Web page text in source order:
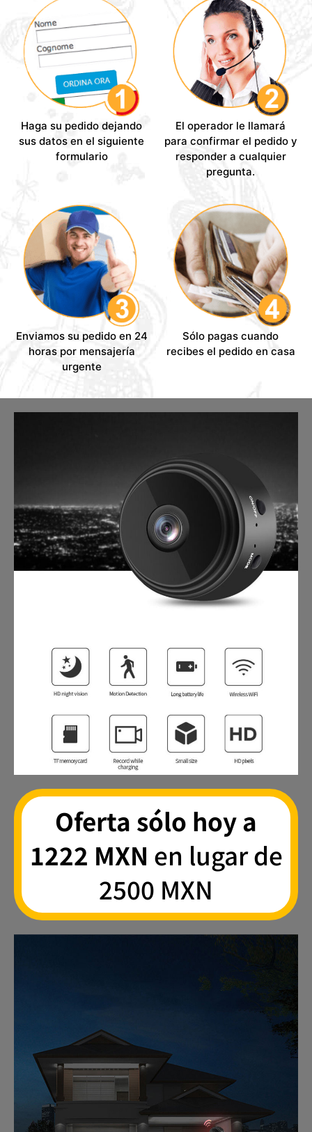
Haga su pedido dejando
sus datos en el siguiente
formulario
El operador le llamará
para confirmar el pedido y
responder a cualquier
pregunta.
Enviamos su pedido en 24
horas por mensajería
urgente
Sólo pagas cuando
recibes el pedido en casa
Oferta sólo hoy a
1222 MXN en lugar de
2500 MXN